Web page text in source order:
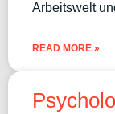
Arbeitswelt
READ MORE »